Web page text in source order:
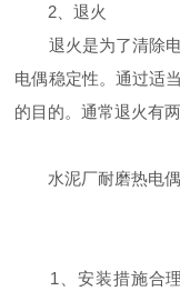
2、退火
退火是为了清除电
电偶稳定性。通过适
的目的。通常退火有
水泥厂耐磨热电偶
1、安装措施合理